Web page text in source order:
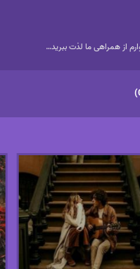
از همراهی ما لذت ببرید…